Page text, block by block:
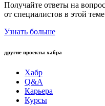
Получайте ответы на
от специалистов в этой
Узнать больше
другие проекты хабра
Хабр
Q&A
Карьера
Курсы